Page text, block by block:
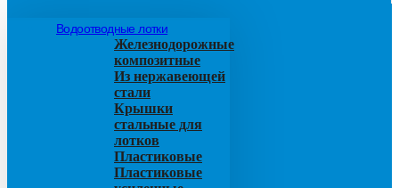
Водоотводные лотки
Железнодорожные
композитные
Из нержавеющей
стали
Крышки
стальные для
лотков
Пластиковые
Пластиковые